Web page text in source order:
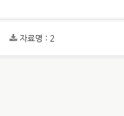
자료명 : 2